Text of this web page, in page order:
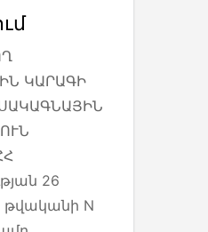
ԿԱՐԱԳԻ
26
թվականի N